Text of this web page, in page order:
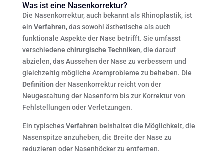
Was ist eine Nasenkorrektur?
Die Nasenkorrektur, auch bekannt als Rhinoplastik, ist
ein Verfahren, das sowohl ästhetische als auch
funktionale Aspekte der Nase betrifft. Sie umfasst
verschiedene chirurgische Techniken, die darauf
abzielen, das Aussehen der Nase zu verbessern und
gleichzeitig mögliche Atemprobleme zu beheben. Die
Definition der Nasenkorrektur reicht von der
Neugestaltung der Nasenform bis zur Korrektur von
Fehlstellungen oder Verletzungen.
Ein typischesVerfahren beinhaltet die Möglichkeit, die
Nasenspitze anzuheben, die Breite der Nase zu
reduzieren oder Nasenhöcker zu entfernen.